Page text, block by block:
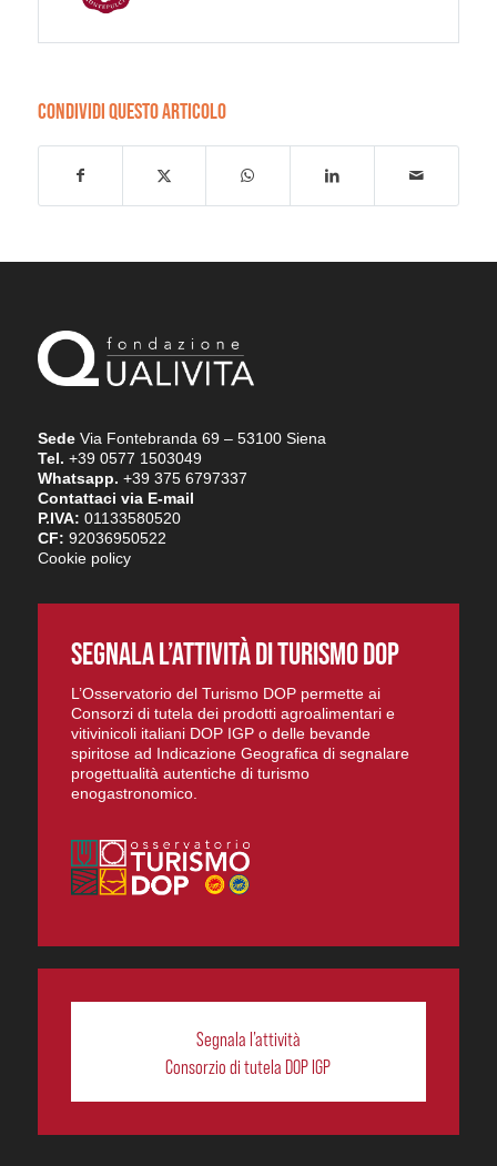
CONDIVIDI QUESTO ARTICOLO
SedeVia Fontebranda 69 – 53100 Siena
Tel. +39 0577 1503049
Whatsapp. +39 375 6797337
Contattaci via E-mail
P.IVA: 01133580520
CF: 92036950522
Cookie policy
SEGNALA L’ATTIVITÀ DI TURISMO DOP
L’Osservatorio del Turismo DOP permette ai
Consorzi di tutela dei prodotti agroalimentari e
vitivinicoli italiani DOP IGP o delle bevande
spiritose ad Indicazione Geografica di segnalare
progettualità autentiche di turismo
enogastronomico.
Segnala l’attività
Consorzio di tutela DOP IGP